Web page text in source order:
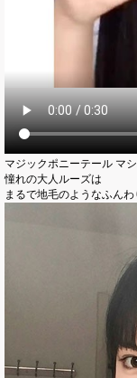
マジックポニーテール マ
憧れの大人ルーズは
まるで地毛のようなふん